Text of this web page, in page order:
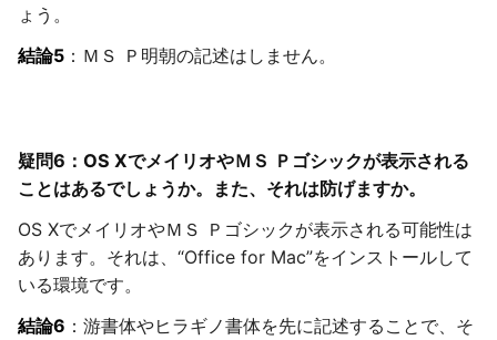
ょう。
結論5 ：ＭＳ Ｐ明朝の記述はしません。
疑問6：OS XでメイリオやＭＳ Ｐゴシックが表示される
ことはあるでしょうか。また、それは防げますか。
OS XでメイリオやＭＳ Ｐゴシックが表示される可能性は
あります。それは、“Office for Mac”をインストールして
いる環境です。
結論6 ：游書体やヒラギノ書体を先に記述することで、そ